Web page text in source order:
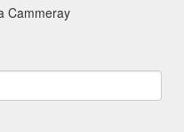
Cammeray